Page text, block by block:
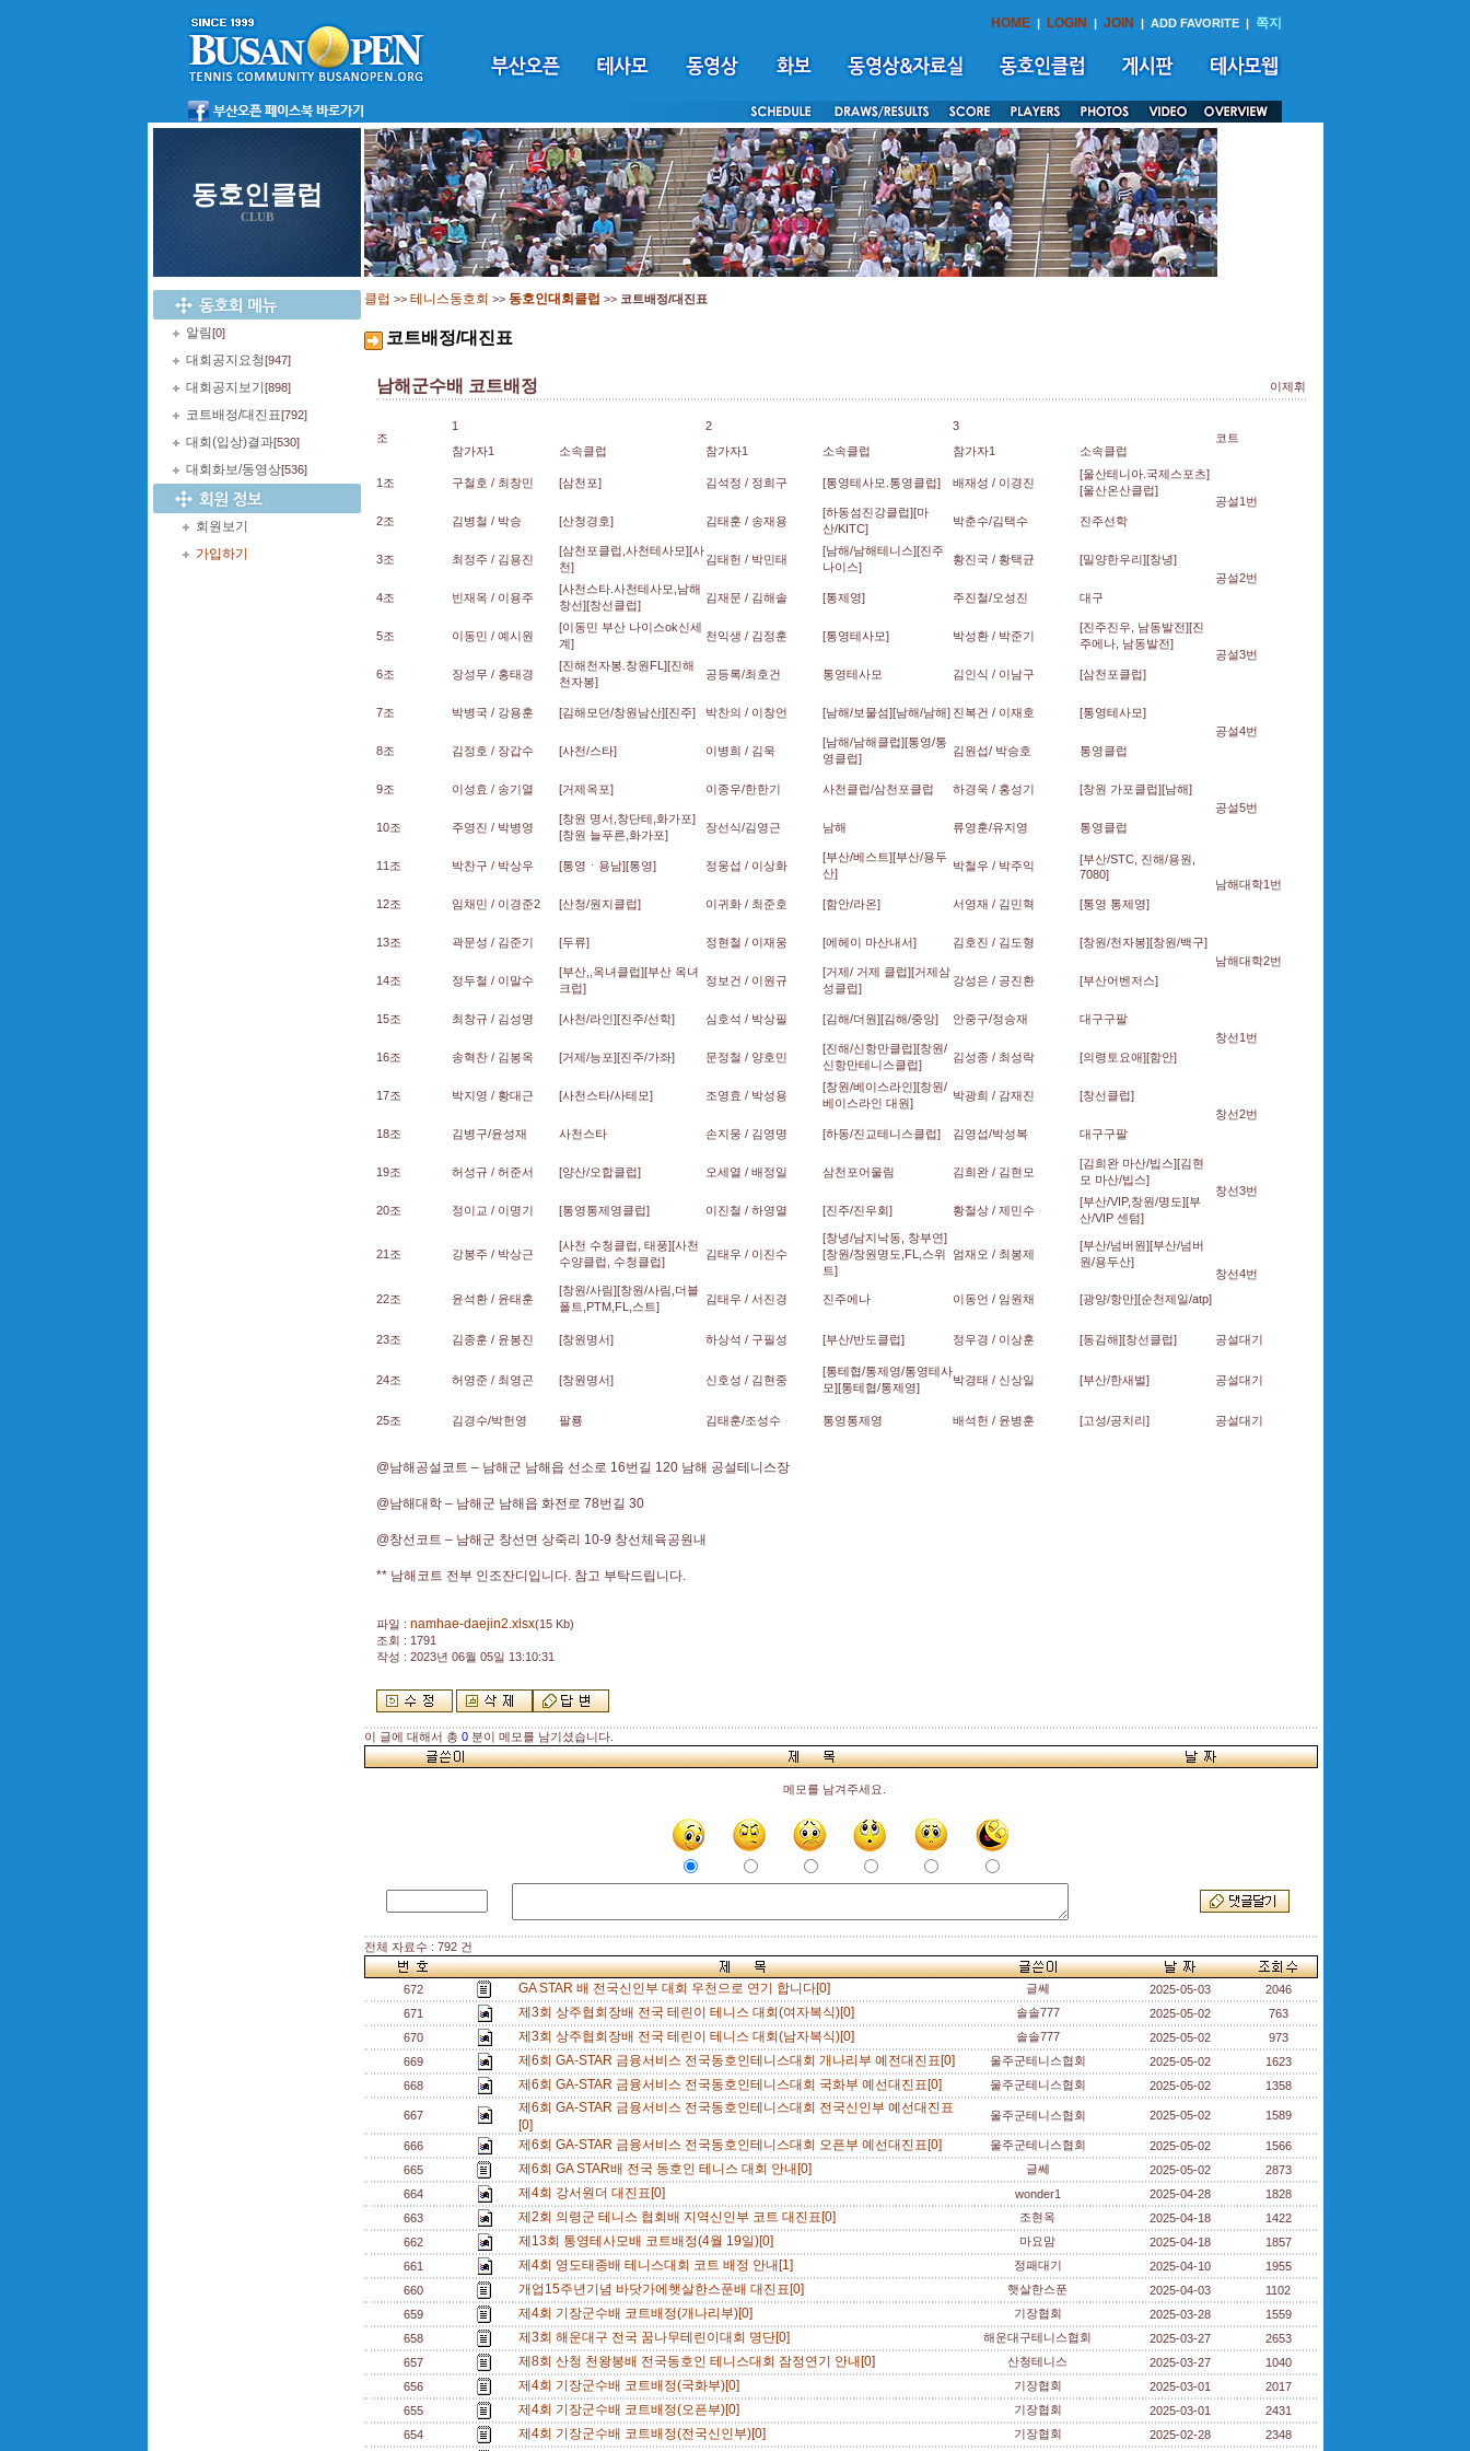
HOME | LOGIN | JOIN | ADD FAVORITE | 쪽지
동호인클럽
CLUB
알림[0]
대회공지요청[947]
대회공지보기 [898]
코트배정/대진표[792]
대회(입상)결과[530]
대회화보/동영상[536]
회원보기
가입하기
클럽 >> 테니스동호회 >> 동호인대회클럽 >> 코트배정/대진표
코트배정/대진표
남해군수배 코트배정 이제휘
조
1 2
3
코트
참가자1
소속클럽 참가자1 소속클럽 참가자1 소속클럽
1조 구철호 / 최창민 [삼천포] 김석정 / 정희구 [통영테사모.통영클럽] 배재성 / 이경진
[울산테니아.국제스포츠]
[울산온산클럽]
공설1번
2조
김병철 / 박승 [산청경호] 김태훈 / 송재용
[하동섬진강클럽][마
산/KITC]
박춘수/김택수 진주선학
3조 최정주 / 김용진
[삼천포클럽,사천테사모][사
천]
김태헌 / 박민태
[남해/남해테니스][진주
나이스]
황진국 / 황택균
[밀양한우리][창녕]
공설2번
4조
빈재옥 / 이용주
[사천스타.사천테사모,남해
창선][창선클럽]
김재문 / 김해솔 [통제영] 주진철/오성진 대구
5조 이동민 / 예시원
[이동민 부산 나이스ok신세
계]
천익생 / 김정훈 [통영테사모] 박성환 / 박준기
[진주진우, 남동발전][진
주에나, 남동발전]
공설3번
6조
장성무 / 홍태경
[진해천자봉.창원FL][진해
천자봉]
공등록/최호건 통영테사모 김인식 / 이남구 [삼천포클럽]
7조 박병국 / 강용훈 [김해모던/창원남산][진주] 박찬의 / 이창언 [남해/보물섬][남해/남해] 진복건 / 이재호
[통영테사모]
공설4번
8조
김정호 / 장갑수 [사천/스타] 이병희 / 김욱
[남해/남해클럽][통영/통
영클럽]
김원섭/ 박승호 통영클럽
9조 이성효 / 송기열 [거제옥포] 이종우/한한기 사천클럽/삼천포클럽 하경욱 / 홍성기
[창원 가포클럽][남해]
공설5번
10조
주영진 / 박병영
[창원 명서,창단테,화가포]
[창원 늘푸른,화가포]
장선식/김영근 남해 류영훈/유지영 통영클럽
11조 박찬구 / 박상우 [통영ㆍ용남][통영] 정웅섭 / 이상화
[부산/베스트][부산/용두
산]
박철우 / 박주익
[부산/STC, 진해/용원,
7080]
남해대학1번
12조
임채민 / 이경준2 [산청/원지클럽] 이귀화 / 최준호 [함안/라온] 서영재 / 김민혁 [통영 통제영]
13조 곽문성 / 김준기 [두류] 정현철 / 이재웅 [에헤이 마산내서] 김호진 / 김도형
[창원/천자봉][창원/백구]
남해대학2번
14조
정두철 / 이말수
[부산,,옥녀클럽][부산 옥녀
크럽]
정보건 / 이원규
[거제/ 거제 클럽][거제삼
성클럽]
강성은 / 공진환 [부산어벤저스]
15조 최창규 / 김성명 [사천/라인][진주/선학] 심호석 / 박상필 [김해/더원][김해/중앙] 안중구/정승재
대구구팔
창선1번
16조
송혁찬 / 김봉옥 [거제/능포][진주/가좌] 문정철 / 양호민
[진해/신항만클럽][창원/
신항만테니스클럽]
김성종 / 최성락 [의령토요애][함안]
17조 박지영 / 황대근 [사천스타/사테모] 조영효 / 박성용
[창원/베이스라인][창원/
베이스라인 대원]
박광희 / 감재진
[창선클럽]
창선2번
18조
김병구/윤성재 사천스타 손지웅 / 김영명 [하동/진교테니스클럽] 김영섭/박성복 대구구팔
19조 허성규 / 허준서 [양산/오합클럽] 오세열 / 배정일 삼천포어울림 김희완 / 김현모
[김희완 마산/빕스][김현
모 마산/빕스]
창선3번
20조
정이교 / 이명기 [통영통제영클럽] 이진철 / 하영열 [진주/진우회] 황철상 / 제민수
[부산/VIP,창원/명도][부
산/VIP 센텀]
21조 강봉주 / 박상근
[사천 수청클럽, 태풍][사천
수양클럽, 수청클럽]
김태우 / 이진수
[창녕/남지낙동, 창부연]
[창원/창원명도,FL,스위
트]
엄재오 / 최봉제
[부산/넘버원][부산/넘버
원/용두산]
창선4번
22조
윤석환 / 윤태훈
[창원/사림][창원/사림,더블
폴트,PTM,FL,스트]
김태우 / 서진경 진주에나 이동언 / 임원채 [광양/항만][순천제일/atp]
23조 김종훈 / 윤봉진 [창원명서] 하상석 / 구필성 [부산/반도클럽] 정우경 / 이상훈 [동김해][창선클럽] 공설대기
24조 허영준 / 최영곤 [창원명서] 신호성 / 김현중
[통테협/통제영/통영테사
모][통테협/통제영]
박경태 / 신상일 [부산/한새벌] 공설대기
25조 김경수/박헌영 팔룡 김태훈/조성수 통영통제영 배석헌 / 윤병훈 [고성/공치리] 공설대기
@남해공설코트 – 남해군 남해읍 선소로 16번길 120 남해 공설테니스장
@남해대학 – 남해군 남해읍 화전로 78번길 30
@창선코트 – 남해군 창선면 상죽리 10-9 창선체육공원내
** 남해코트 전부 인조잔디입니다. 참고 부탁드립니다.
파일 : namhae-daejin2.xlsx(15 Kb)
조회 : 1791
작성 : 2023년 06월 05일 13:10:31
이 글에 대해서 총 0분이 메모를 남기셨습니다.
메모를 남겨주세요.
전체 자료수 : 792 건
672 GA STAR 배 전국신인부 대회 우천으로 연기 합니다[0] 글쎄 2025-05-03
2046
671
제3회 상주협회장배 전국 테린이 테니스 대회(여자복식)[0] 솔솔777 2025-05-02
763
670
제3회 상주협회장배 전국 테린이 테니스 대회(남자복식)[0] 솔솔777 2025-05-02
973
669
제6회 GA-STAR 금융서비스 전국동호인테니스대회 개나리부 예전대진표[0] 울주군테니스협회 2025-05-02
1623
668
제6회 GA-STAR 금융서비스 전국동호인테니스대회 국화부 예선대진표[0] 울주군테니스협회 2025-05-02 1358
667
제6회 GA-STAR 금융서비스 전국동호인테니스대회 전국신인부 예선대진표
[0]
울주군테니스협회 2025-05-02 1589
666 제6회 GA-STAR 금융서비스 전국동호인테니스대회 오픈부 예선대진표[0] 울주군테니스협회 2025-05-02
1566
665
제6회 GA STAR배 전국 동호인 테니스 대회 안내[0] 글쎄 2025-05-02
2873
664
제4회 강서원더 대진표[0] wonder1 2025-04-28
1828
663
제2회 의령군 테니스 협회배 지역신인부 코트 대진표[0] 조현옥 2025-04-18
1422
662
제13회 통영테사모배 코트배정(4월 19일)[0] 마요맘 2025-04-18
1857
661
제4회 영도태종배 테니스대회 코트 배정 안내[1] 정패대기 2025-04-10
1955
660
개업15주년기념 바닷가에햇살한스푼배 대진표[0] 햇살한스푼 2025-04-03
1102
659
제4회 기장군수배 코트배정(개나리부)[0] 기장협회 2025-03-28
1559
658
제3회 해운대구 전국 꿈나무테린이대회 명단[0] 해운대구테니스협회 2025-03-27
2653
657
제8회 산청 천왕봉배 전국동호인 테니스대회 잠정연기 안내[0] 산청테니스 2025-03-27
1040
656
제4회 기장군수배 코트배정(국화부)[0] 기장협회 2025-03-01
2017
655
제4회 기장군수배 코트배정(오픈부)[0] 기장협회 2025-03-01
2431
654
제4회 기장군수배 코트배정(전국신인부)[0] 기장협회 2025-02-28 2348